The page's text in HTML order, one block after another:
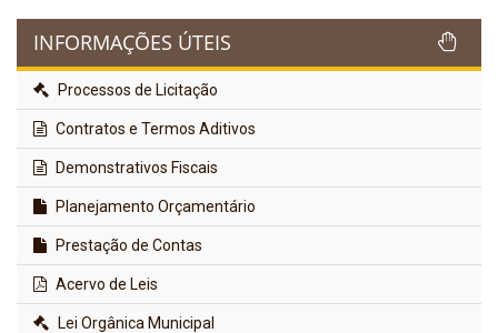
INFORMAÇÕES ÚTEIS
Processos de Licitação
Contratos e Termos Aditivos
Demonstrativos Fiscais
Planejamento Orçamentário
Prestação de Contas
Acervo de Leis
Lei Orgânica Municipal